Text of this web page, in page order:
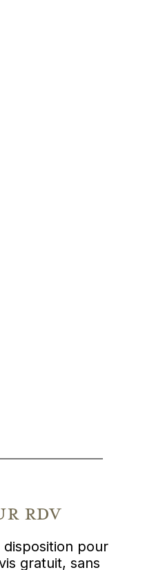
rdv
pour
gratuit, sans